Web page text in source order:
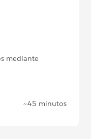
mediante
~45 minutos